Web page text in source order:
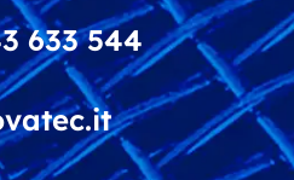
633 544